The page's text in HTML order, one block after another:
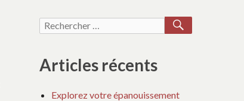
Recherche
Articles récents
Explorez votre épanouissement